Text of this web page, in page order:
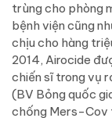
trùng cho phòng
bệnh viện cũng
chịu cho hàng
2014, Airocide
chiến sĩ trong vụ
(BV Bỏng quốc
chống Mers-Cov